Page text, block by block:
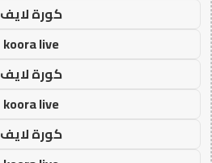
كورة لايف
koora live
كورة لايف
koora live
كورة لايف